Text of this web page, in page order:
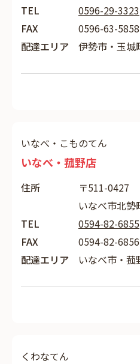
TEL
0596-29-3323
FAX
0596-63-5858
配達エリア
伊勢市・玉城
いなべ・こものてん
いなべ・菰野店
住所
〒511-0427
いなべ市北
TEL
0594-82-6855
FAX
0594-82-6856
配達エリア
いなべ市・菰
くわなてん